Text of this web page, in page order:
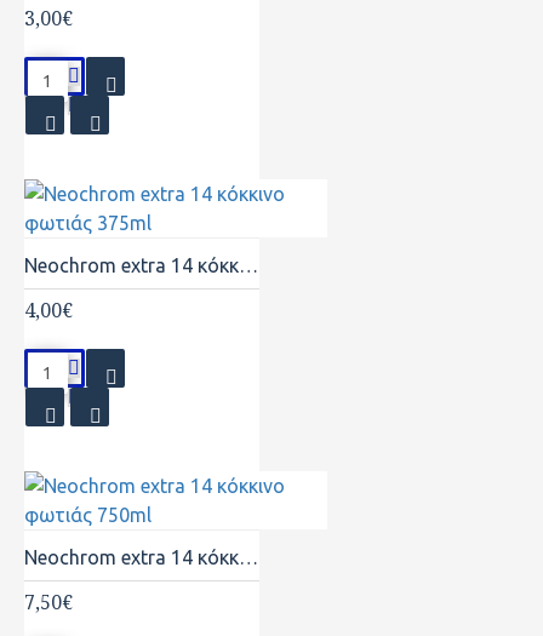
3,00€
Neochrom extra 14 κόκκινο φωτιάς 375ml
4,00€
Neochrom extra 14 κόκκινο φωτιάς 750ml
7,50€